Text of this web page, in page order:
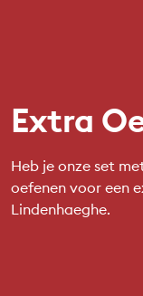
Extra
Heb je onze set
oefenen voor een
Lindenhaeghe.